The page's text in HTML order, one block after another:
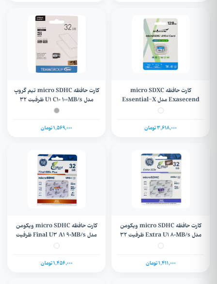
کارت حافظه micro SDXC
Exasecend مدل Essential-X
3,618,000 تومان
کارت حافظه micro SDHC تیم گروپ
مدل U1 C10 100MB/s ظرفیت 32
گیگابایت + گارانتی مادام العمر
1,569,000 تومان
کارت حافظه micro SDHC ویکومن
مدل Extra U1 80MB/s ظرفیت 32
گیگابایت + گارانتی مادام العمر
1,411,000 تومان
کارت حافظه micro SDHC ویکومن
مدل Final U3 A1 90MB/s ظرفیت
1,456,000 تومان